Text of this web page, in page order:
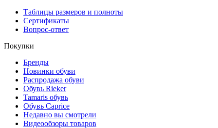
Таблицы размеров и полноты
Сертификаты
Вопрос-ответ
Покупки
Бренды
Новинки обуви
Распродажа обуви
Обувь Rieker
Tamaris обувь
Обувь Caprice
Недавно вы смотрели
Видеообзоры товаров